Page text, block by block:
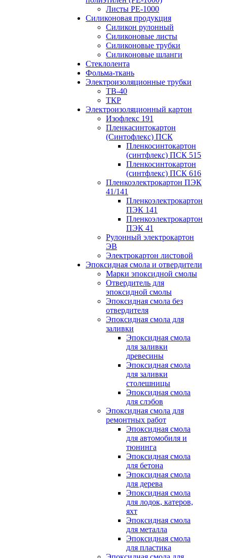
Листы РЕ-1000
Силиконовая продукция
Силикон рулонный
Силиконовые листы
Силиконовые трубки
Силиконовые шланги
Стеклолента
Фольма-ткань
Электроизоляционные трубки
ТВ-40
ТКР
Электроизоляционный картон
Изофлекс 191
Пленкасинтокартон
(Синтофлекс) ПСК
Пленкосинтокартон
(синтфлекс) ПСК 515
Пленкосинтокартон
(синтфлекс) ПСК 616
Пленкоэлектрокартон ПЭК
41/141
Пленкоэлектрокартон
ПЭК 141
Пленкоэлектрокартон
ПЭК 41
Рулонный электрокартон
ЭВ
Электрокартон листовой
Эпоксидная смола и отвердители
Марки эпоксидной смолы
Отвердитель для
эпоксидной смолы
Эпоксидная смола без
отвердителя
Эпоксидная смола для
заливки
Эпоксидная смола
для заливки
древесины
Эпоксидная смола
для заливки
столешницы
Эпоксидная смола
для слэбов
Эпоксидная смола для
ремонтных работ
Эпоксидная смола
для автомобиля и
тюнинга
Эпоксидная смола
для бетона
Эпоксидная смола
для дерева
Эпоксидная смола
для лодок, катеров,
яхт
Эпоксидная смола
для металла
Эпоксидная смола
для пластика